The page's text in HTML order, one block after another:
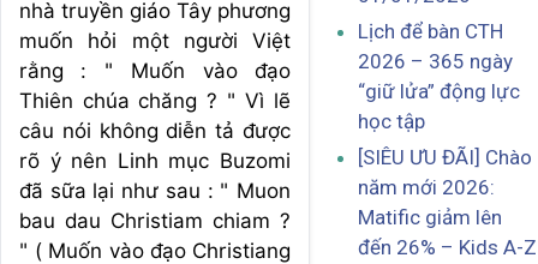
nhà truyền giáo Tây phương
muốn hỏi một người Việt
rằng : " Muốn vào đạo
Thiên chúa chăng ? " Vì lẽ
câu nói không diễn tả được
rõ ý nên Linh mục Buzomi
đã sữa lại như sau : " Muon
bau dau Christiam chiam ?
" ( Muốn vào đạo Christiang
Lịch để bàn CTH
2026 – 365 ngày
“giữ lửa” động lực
học tập
[SIÊU ƯU ĐÃI] Chào
năm mới 2026:
Matific giảm lên
đến 26% – Kids A-Z